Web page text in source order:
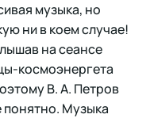
музыка, но
ни в коем случае!
на сеансе
космоэнергета
В. А. Петров
понятно. Музыка